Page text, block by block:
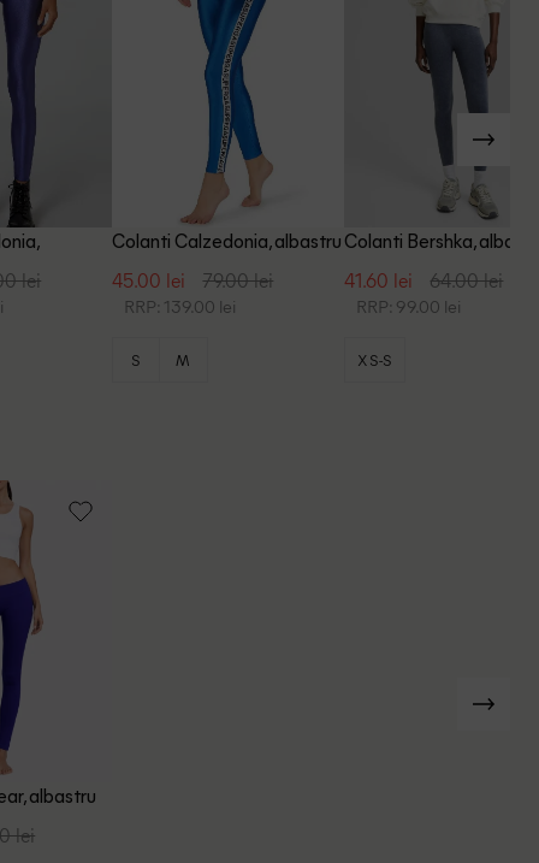
lei
Colanti Calzedonia, albastru
45.00 lei 79.00 lei
RRP: 139.00 lei
S M
Colanti Bershka,
41.60 lei 64.00 lei
RRP: 99.00 lei
XS-S
albastru
lei